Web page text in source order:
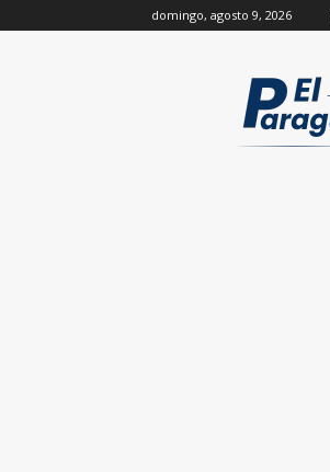
domingo, agosto 9, 2026